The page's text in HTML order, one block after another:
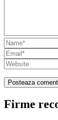
Firme